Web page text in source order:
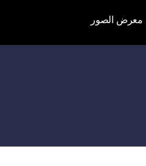
معرض الصور